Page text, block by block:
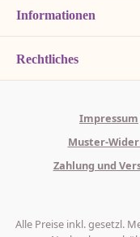
Informationen
Rechtliches
Impressum
Muster-
Zahlung und
Alle Preise inkl. gesetzl.